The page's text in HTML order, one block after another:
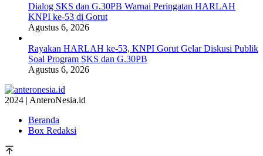
Dialog SKS dan G.30PB Warnai Peringatan HARLAH
KNPI ke-53 di Gorut
Agustus 6, 2026
Rayakan HARLAH ke-53, KNPI Gorut Gelar Diskusi Publik
Soal Program SKS dan G.30PB
Agustus 6, 2026
2024 | AnteroNesia.id
Beranda
Box Redaksi